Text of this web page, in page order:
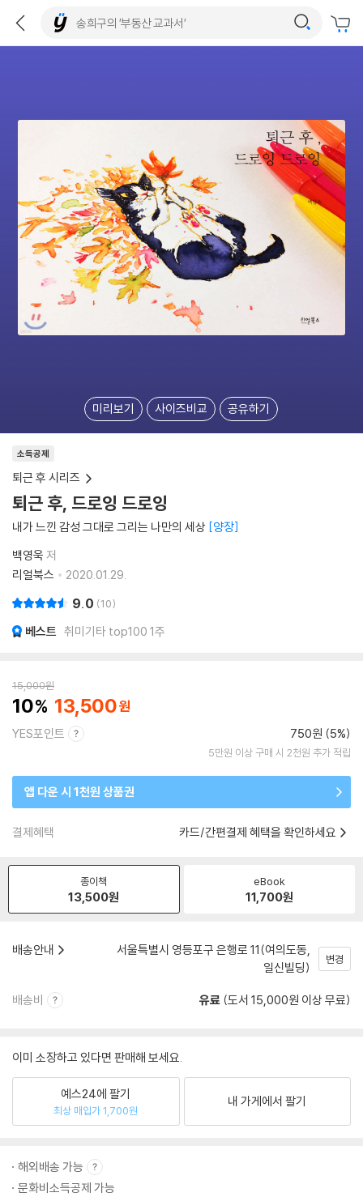
미리보기 사이즈비교 공유하기
소득공제
퇴근 후 시리즈
퇴근 후, 드로잉 드로잉
내가 느낀 감성 그대로 그리는 나만의 세상 양장
백영욱 저
리얼북스
2020.01.29.
9.0 10
베스트 취미기타 top100 1주
15,000원
10 13,500
YES포인트 750원 (5%)
5만원 이상 구매 시 2천원 추가 적립
앱 다운 시 1천원 상품권
결제혜택 카드/간편결제 혜택을 확인하세요
종이책
13,500원
eBook
11,700원
배송안내
서울특별시 영등포구 은행로 11(여의도동,
일신빌딩)
변경
배송비 유료 (도서 15,000원 이상 무료)
이미 소장하고 있다면 판매해 보세요.
예스24에 팔기
최상 매입가 1,700원
내 가게에서 팔기
해외배송 가능
문화비소득공제 가능